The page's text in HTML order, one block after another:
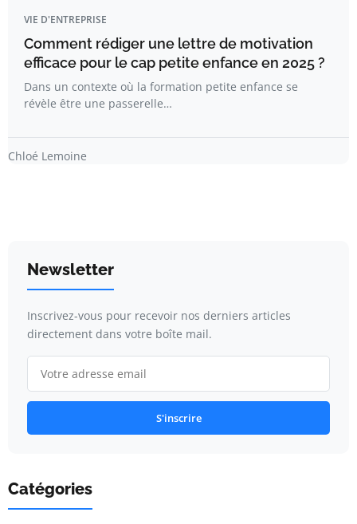
VIE D'ENTREPRISE
Comment rédiger une lettre de motivation
efficace pour le cap petite enfance en 2025 ?
Dans un contexte où la formation petite enfance se
révèle être une passerelle…
Chloé Lemoine
Newsletter
Inscrivez-vous pour recevoir nos derniers articles
directement dans votre boîte mail.
S'inscrire
Catégories